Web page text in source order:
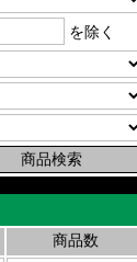
を除く
商品数